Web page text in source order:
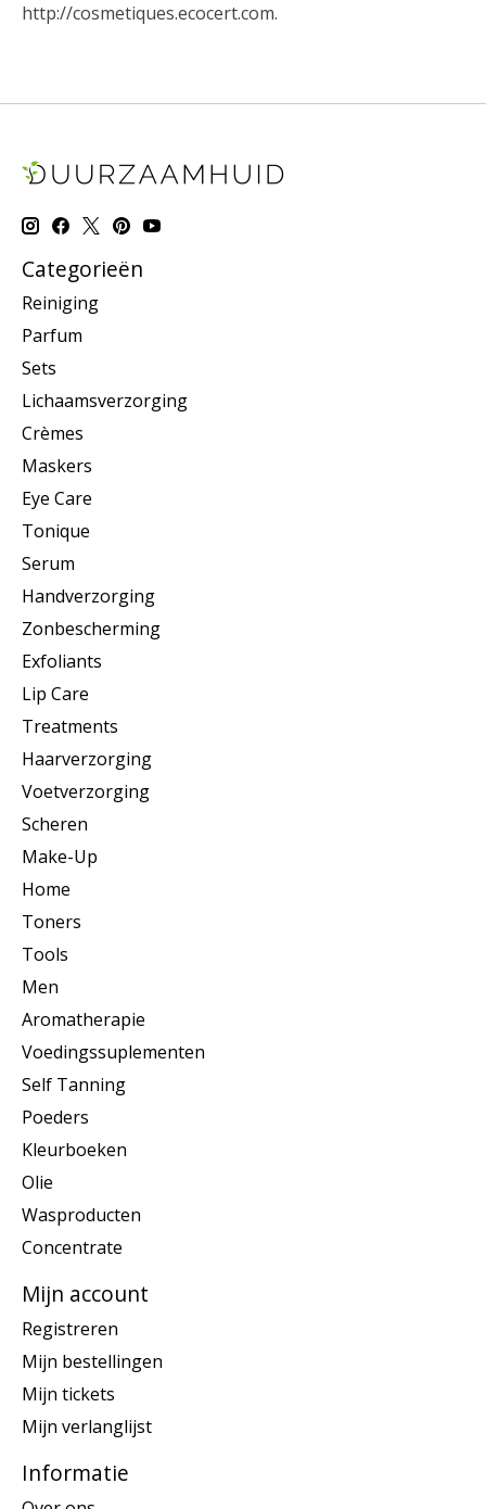
http://cosmetiques.ecocert.com.
Categorieën
Reiniging
Parfum
Sets
Lichaamsverzorging
Crèmes
Maskers
Eye Care
Tonique
Serum
Handverzorging
Zonbescherming
Exfoliants
Lip Care
Treatments
Haarverzorging
Voetverzorging
Scheren
Make-Up
Home
Toners
Tools
Men
Aromatherapie
Voedingssuplementen
Self Tanning
Poeders
Kleurboeken
Olie
Wasproducten
Concentrate
Mijn account
Registreren
Mijn bestellingen
Mijn tickets
Mijn verlanglijst
Informatie